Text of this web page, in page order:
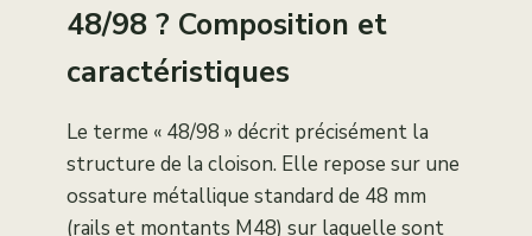
48/98 ? Composition et
caractéristiques
Le terme « 48/98 » décrit précisément la
structure de la cloison. Elle repose sur une
ossature métallique standard de 48 mm
(rails et montants M48) sur laquelle sont